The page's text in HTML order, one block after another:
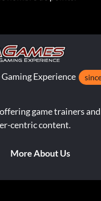
Experience
game trainers
centric content.
More About Us